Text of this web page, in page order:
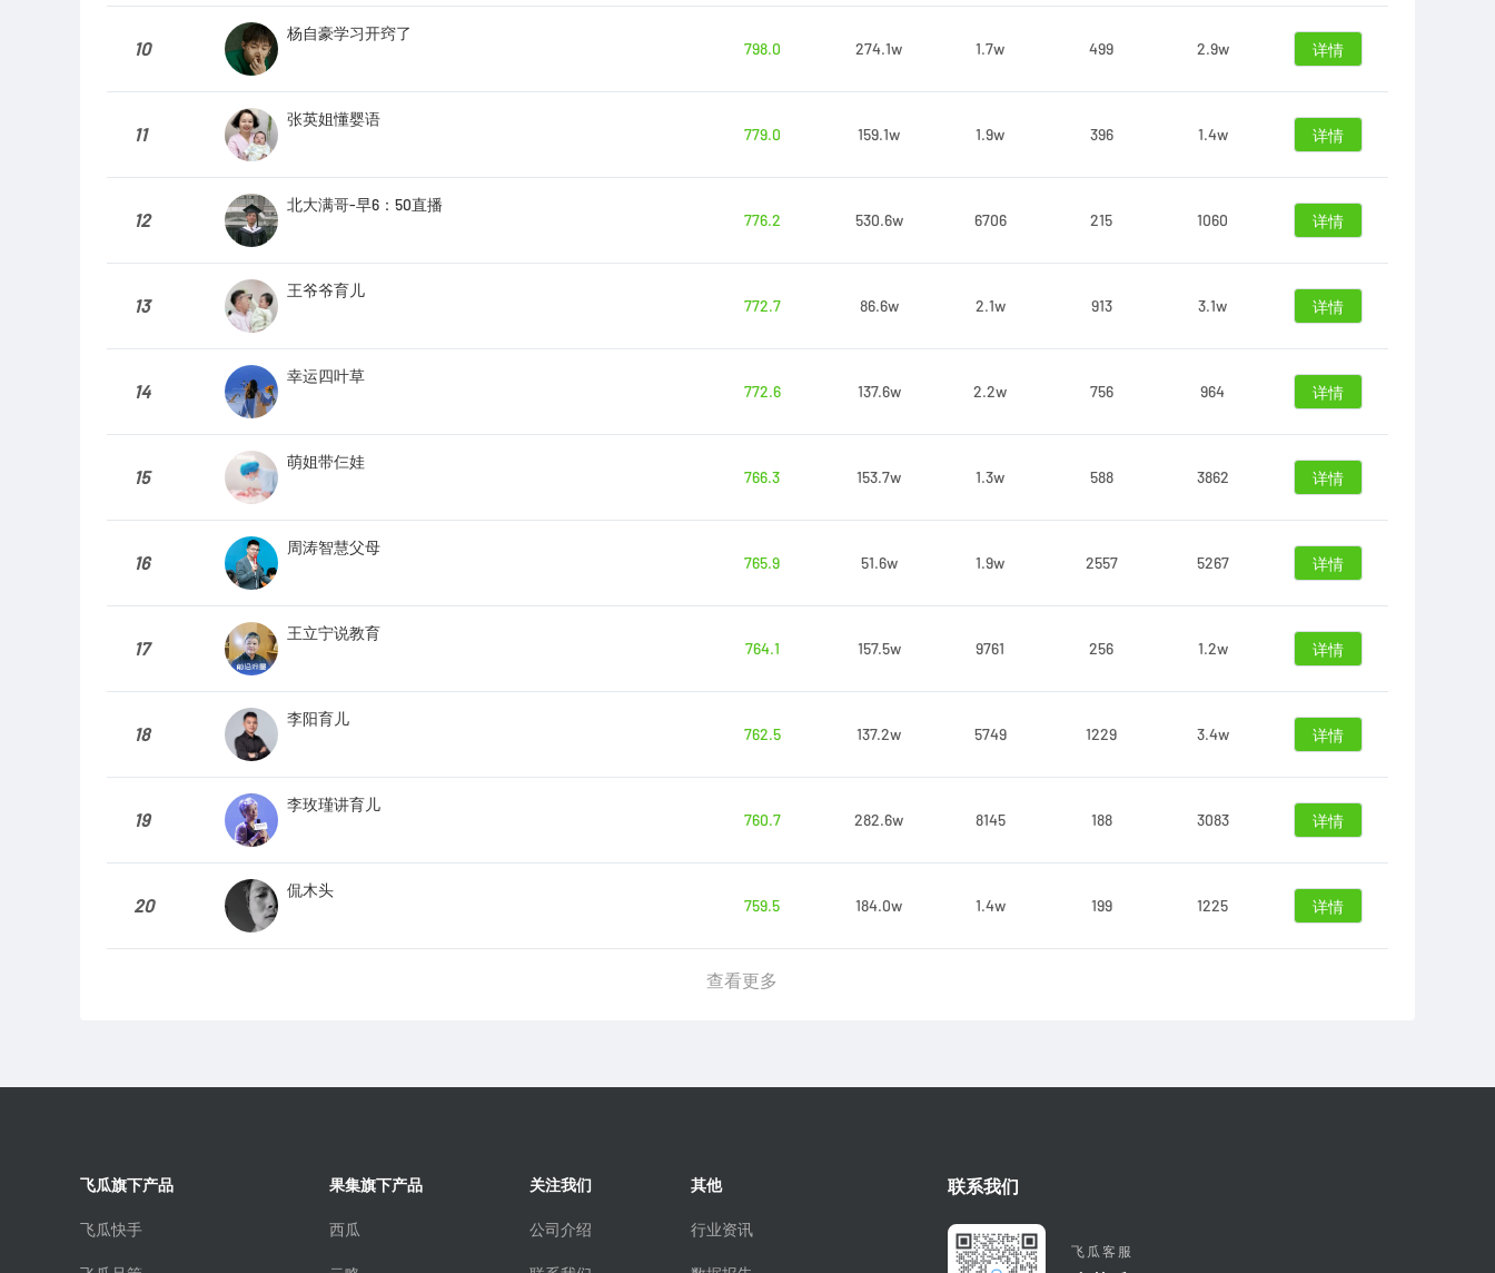
10
杨自豪学习开窍了
798.0
274.1w 1.7w 499 2.9w 详情
11
张英姐懂婴语
779.0
159.1w 1.9w 396 1.4w 详情
12
北大满哥-早6：50直播
776.2
530.6w 6706 215 1060 详情
13
王爷爷育儿
772.7
86.6w 2.1w 913 3.1w 详情
14
幸运四叶草
772.6
137.6w 2.2w 756 964 详情
15
萌姐带仨娃
766.3
153.7w 1.3w 588 3862 详情
16
周涛智慧父母
765.9
51.6w 1.9w 2557 5267 详情
17
王立宁说教育
764.1
157.5w 9761 256 1.2w 详情
18
李阳育儿
762.5
137.2w 5749 1229 3.4w 详情
19
李玫瑾讲育儿
760.7
282.6w 8145 188 3083 详情
20
侃木头
759.5
184.0w 1.4w 199 1225 详情
查看更多
飞瓜旗下产品
飞瓜快手
果集旗下产品
西瓜
关注我们
公司介绍
其他
行业资讯
联系我们
飞瓜客服